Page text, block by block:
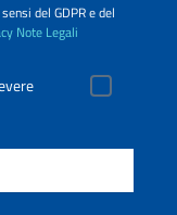
del GDPR e del
Note Legali